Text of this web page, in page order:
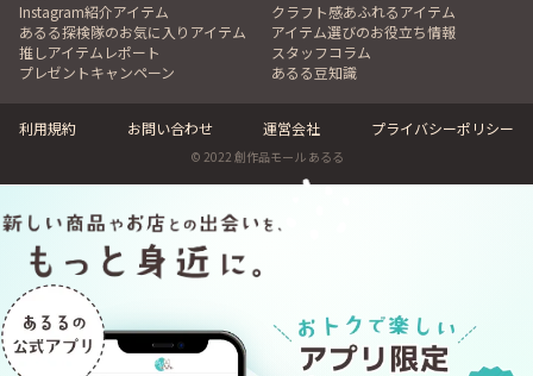
Instagram紹介アイテム
クラフト感あふれるアイテム
あるる探検隊のお気に入りアイテム
アイテム選びのお役立ち情報
推しアイテムレポート
スタッフコラム
プレゼントキャンペーン
あるる豆知識
利用規約 お問い合わせ 運営会社 プライバシーポリシー
© 2022 創作品モール あるる